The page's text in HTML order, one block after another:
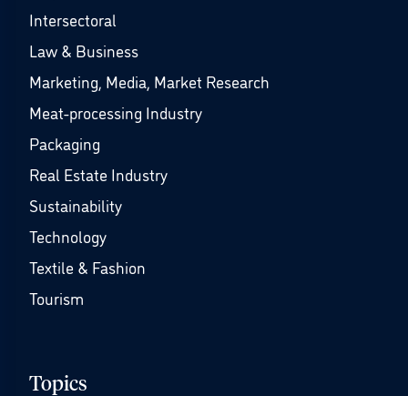
Intersectoral
Law & Business
Marketing, Media, Market Research
Meat-processing Industry
Packaging
Real Estate Industry
Sustainability
Technology
Textile & Fashion
Tourism
Topics